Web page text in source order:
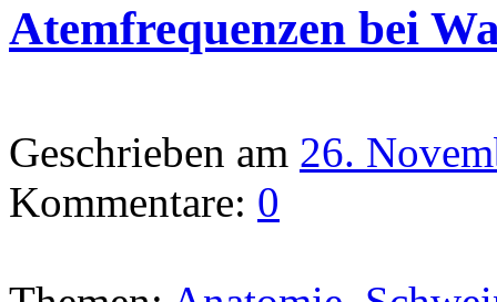
Atemfrequenzen bei
Geschrieben am 26.
Kommentare: 0